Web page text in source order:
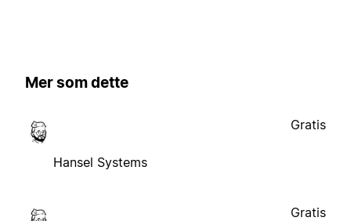
Mer som dette
Hansel Systems
Gratis
Gratis